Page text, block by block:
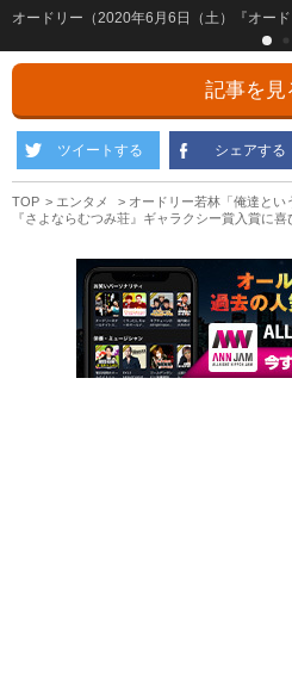
オードリー（2020年6月6日（土）『オー
記事を見
ツイートする シェアする
TOP エンタメ
オードリー若林「俺達と
『さよならむつみ荘』ギャラクシー賞入賞に喜